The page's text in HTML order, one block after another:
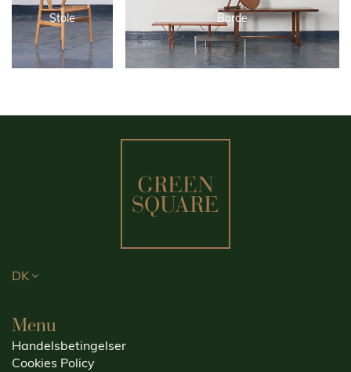
Stole Borde
DK
Menu
Handelsbetingelser
Cookies Policy